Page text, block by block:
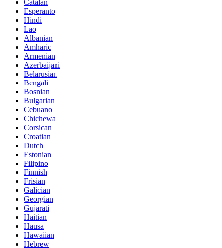
Catalan
Esperanto
Hindi
Lao
Albanian
Amharic
Armenian
Azerbaijani
Belarusian
Bengali
Bosnian
Bulgarian
Cebuano
Chichewa
Corsican
Croatian
Dutch
Estonian
Filipino
Finnish
Frisian
Galician
Georgian
Gujarati
Haitian
Hausa
Hawaiian
Hebrew